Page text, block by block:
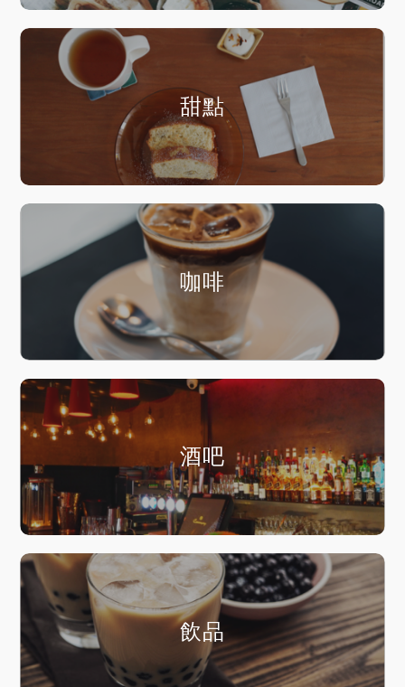
甜點
咖啡
酒吧
飲品